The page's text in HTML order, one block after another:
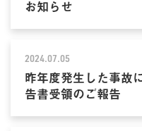
お知らせ
2024.07.05
昨年度発生した事故
告書受領のご報告